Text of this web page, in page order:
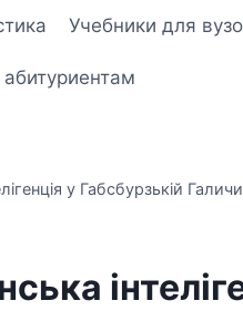
Учебники для
у Габсбурзькій